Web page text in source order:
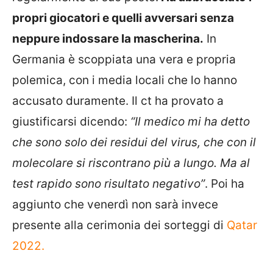
propri giocatori e quelli avversari senza
neppure indossare la mascherina. In
Germania è scoppiata una vera e propria
polemica, con i media locali che lo hanno
accusato duramente. Il ct ha provato a
giustificarsi dicendo: “Il medico mi ha detto
che sono solo dei residui del virus, che con il
molecolare si riscontrano più a lungo. Ma al
test rapido sono risultato negativo”. Poi ha
aggiunto che venerdì non sarà invece
presente alla cerimonia dei sorteggi di Qatar
2022.